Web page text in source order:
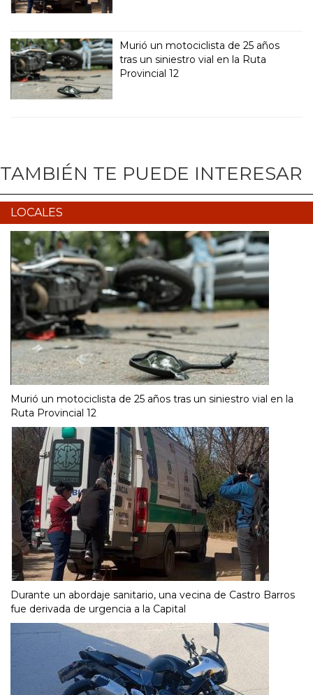
Murió un motociclista de 25 años
tras un siniestro vial en la Ruta
Provincial 12
TAMBIÉN TE PUEDE INTERESAR
LOCALES
Murió un motociclista de 25 años tras un siniestro vial en la
Ruta Provincial 12
Durante un abordaje sanitario, una vecina de Castro Barros
fue derivada de urgencia a la Capital